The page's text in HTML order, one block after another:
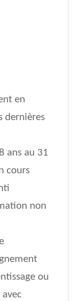
en
dernières
ans au 31
cours
non
ou